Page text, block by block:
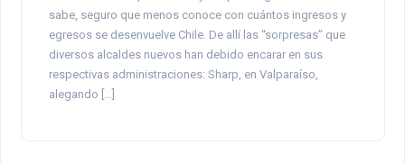
sabe, seguro que menos conoce con cuántos ingresos y
egresos se desenvuelve Chile. De allí las “sorpresas” que
diversos alcaldes nuevos han debido encarar en sus
respectivas administraciones: Sharp, en Valparaíso,
alegando […]